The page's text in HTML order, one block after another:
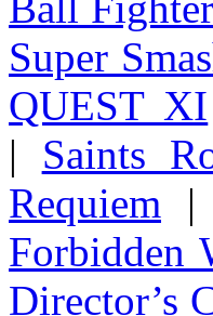
Super
QUEST XI
| Saints
Requiem |
Forbidden
Director’s